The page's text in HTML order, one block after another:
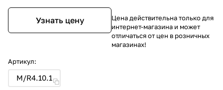
Узнать цену
Артикул:
M/R4.10.1
Цена действительна только для
интернет-магазина и может
отличаться от цен в розничных
магазинах!